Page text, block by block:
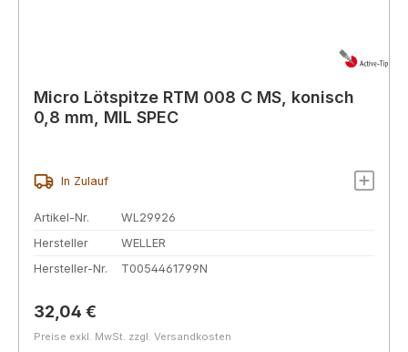
Micro Lötspitze RTM 008 C MS, konisch
0,8 mm, MIL SPEC
In Zulauf
Artikel-Nr.
WL29926
Hersteller
WELLER
Hersteller-Nr.
T0054461799N
Regulärer Preis:
32,04 €
Preise exkl. MwSt. zzgl. Versandkosten